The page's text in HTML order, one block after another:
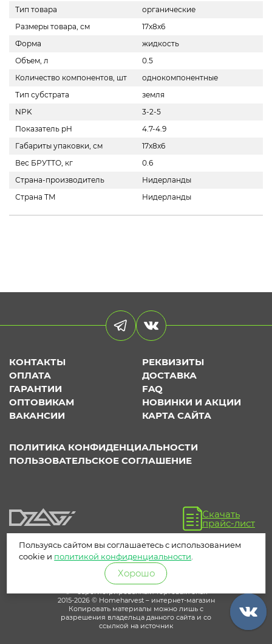
Тип товара
органические
Размеры товара, см
17х8х6
Форма
жидкость
Объем, л
0.5
Количество компонентов, шт
однокомпонентные
Тип субстрата
земля
NPK
3-2-5
Показатель pH
4.7-4.9
Габариты упаковки, см
17x8x6
Вес БРУТТО, кг
0.6
Страна-производитель
Нидерланды
Страна ТМ
Нидерланды
КОНТАКТЫ
РЕКВИЗИТЫ
ОПЛАТА
ДОСТАВКА
ГАРАНТИИ
FAQ
ОПТОВИКАМ
НОВИНКИ И АКЦИИ
ВАКАНСИИ
КАРТА САЙТА
ПОЛИТИКА КОНФИДЕНЦИАЛЬНОСТИ
ПОЛЬЗОВАТЕЛЬСКОЕ СОГЛАШЕНИЕ
Скачать
прайс-лист
® – зарегистрированный торговый знак
2015-2026 © Homeharvest – интернет-магазин
Копировать материалы можно лишь с
разрешения владельца данного сайта и со
ссылкой на источник
Пользуясь сайтом вы соглашаетесь с использованием
cookie и политикой конфиденциальности
Хорошо